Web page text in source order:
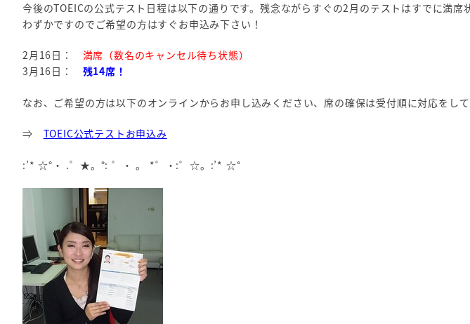
今後のTOEICの公式テスト日程は以下の通りです。残念ながらすぐの2月のテストはすでに満
わずかですのでご希望の方はすぐお申込み下さい！
2月16日： 満席（数名のキャンセル待ち状態）
3月16日： 残14席！
なお、ご希望の方は以下のオンラインからお申し込みください、席の確保は受付順に対応をし
⇒ TOEIC公式テストお申込み
:’* ☆°・ .゜★。°: ゜・ 。 *゜・:゜☆。:’* ☆°